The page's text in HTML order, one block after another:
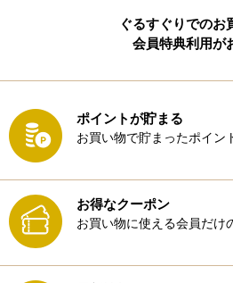
ぐるすぐりでのお
会員特典利用が
ポイントが貯まる
お買い物で貯まったポイン
お得なクーポン
お買い物に使える会員だけ